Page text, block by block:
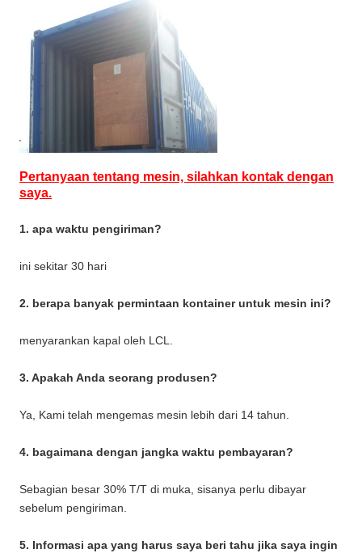
Pertanyaan tentang mesin, silahkan kontak dengan
saya.
1. apa waktu pengiriman?
ini sekitar 30 hari
2. berapa banyak permintaan kontainer untuk mesin ini?
menyarankan kapal oleh LCL.
3. Apakah Anda seorang produsen?
Ya, Kami telah mengemas mesin lebih dari 14 tahun.
4. bagaimana dengan jangka waktu pembayaran?
Sebagian besar 30% T/T di muka, sisanya perlu dibayar
sebelum pengiriman.
5. Informasi apa yang harus saya beri tahu jika saya ingin